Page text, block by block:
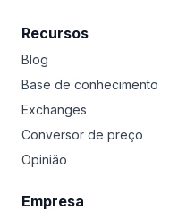
Recursos
Blog
Base de conhecimento
Exchanges
Conversor de preço
Opinião
Empresa